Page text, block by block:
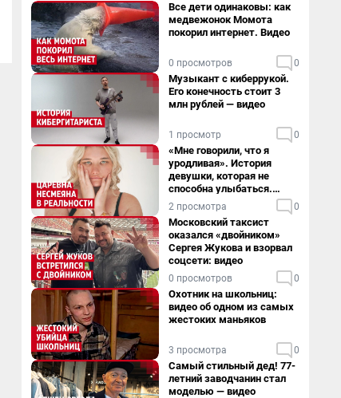
Все дети одинаковы: как
медвежонок Момота
покорил интернет. Видео
0 просмотров 0
Музыкант с киберрукой.
Его конечность стоит 3
млн рублей — видео
1 просмотр 0
«Мне говорили, что я
уродливая». История
девушки, которая не
способна улыбаться.
Видео
2 просмотра 0
Московский таксист
оказался «двойником»
Сергея Жукова и взорвал
соцсети: видео
0 просмотров 0
Охотник на школьниц:
видео об одном из самых
жестоких маньяков
3 просмотра 0
Самый стильный дед! 77-
летний заводчанин стал
моделью — видео